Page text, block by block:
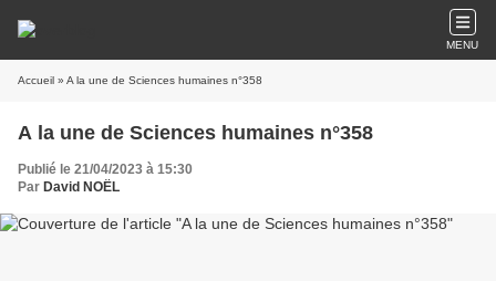
MENU
Accueil » A la une de Sciences humaines n°358
A la une de Sciences humaines n°358
Publié le 21/04/2023 à 15:30
Par David NOËL